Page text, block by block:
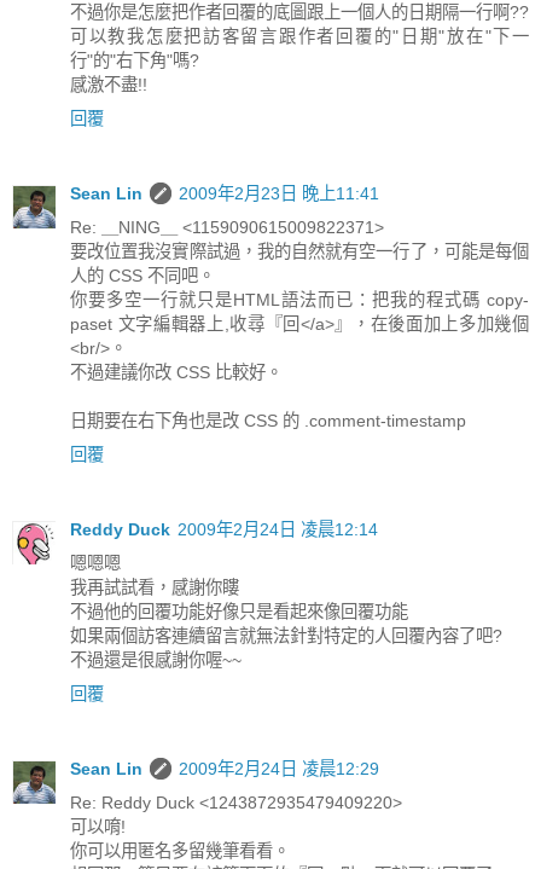
不過你是怎麼把作者回覆的底圖跟上一個人的日期隔一行啊??
可以教我怎麼把訪客留言跟作者回覆的"日期"放在"下一
行"的"右下角"嗎?
感激不盡!!
回覆
Sean Lin
2009年2月23日 晚上11:41
Re: ＿NING＿ <1159090615009822371>
要改位置我沒實際試過，我的自然就有空一行了，可能是每個
人的 CSS 不同吧。
你要多空一行就只是HTML語法而已：把我的程式碼 copy-
paset 文字編輯器上,收尋『回</a>』，在後面加上多加幾個
<br/>。
不過建議你改 CSS 比較好。
日期要在右下角也是改 CSS 的 .comment-timestamp
回覆
Reddy Duck 2009年2月24日 凌晨12:14
嗯嗯嗯
我再試試看，感謝你瞜
不過他的回覆功能好像只是看起來像回覆功能
如果兩個訪客連續留言就無法針對特定的人回覆內容了吧?
不過還是很感謝你喔~~
回覆
Sean Lin
2009年2月24日 凌晨12:29
Re: Reddy Duck <1243872935479409220>
可以唷!
你可以用匿名多留幾筆看看。